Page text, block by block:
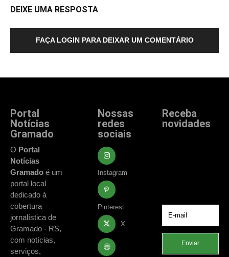
DEIXE UMA RESPOSTA
FAÇA LOGIN PARA DEIXAR UM COMENTÁRIO
Portal
Notícias
Gramado
O Portal
Notícias
Gramado é um
portal local
dedicado à
cobertura
jornalística de
Gramado - RS,
com notícias,
serviços,
Nossas
redes
sociais
Instagram
Pinterest
X
Receba
novidades
Enviar